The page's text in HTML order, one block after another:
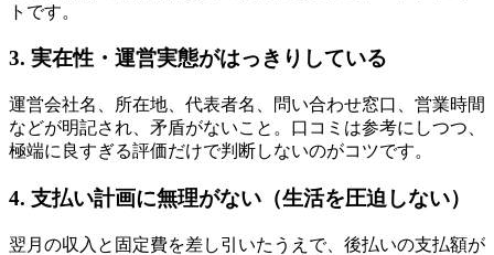
トです。
3. 実在性・運営実態がはっきりしている
運営会社名、所在地、代表者名、問い合わせ窓口、営業時間
などが明記され、矛盾がないこと。口コミは参考にしつつ、
極端に良すぎる評価だけで判断しないのがコツです。
4. 支払い計画に無理がない（生活を圧迫しない）
翌月の収入と固定費を差し引いたうえで、後払いの支払額が